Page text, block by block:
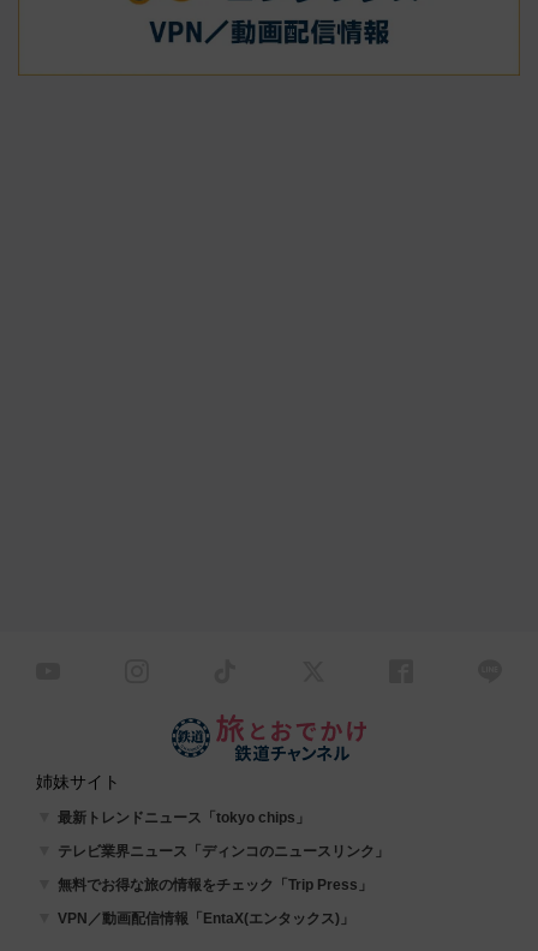
姉妹サイト
最新トレンドニュース「tokyo chips」
テレビ業界ニュース「ディンコのニュースリンク」
無料でお得な旅の情報をチェック「Trip Press」
VPN／動画配信情報「EntaX(エンタックス)」